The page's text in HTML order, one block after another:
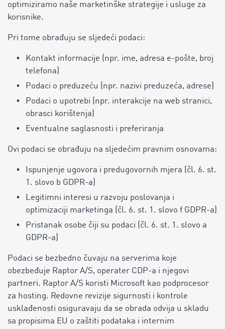
optimiziramo naše marketinške strategije i usluge za
korisnike.
Pri tome obrađuju se sljedeći podaci:
Kontakt informacije (npr. ime, adresa e-pošte, broj
telefona)
Podaci o preduzeću (npr. nazivi preduzeća, adrese)
Podaci o upotrebi (npr. interakcije na web stranici,
obrasci korištenja)
Eventualne saglasnosti i preferiranja
Ovi podaci se obrađuju na sljedećim pravnim osnovama:
Ispunjenje ugovora i predugovornih mjera (čl. 6. st.
1. slovo b GDPR-a)
Legitimni interesi u razvoju poslovanja i
optimizaciji marketinga (čl. 6. st. 1. slovo f GDPR-a)
Pristanak osobe čiji su podaci (čl. 6. st. 1. slovo a
GDPR-a)
Podaci se bezbedno čuvaju na serverima koje
obezbeđuje Raptor A/S, operater CDP-a i njegovi
partneri. Raptor A/S koristi Microsoft kao podprocesor
za hosting. Redovne revizije sigurnosti i kontrole
usklađenosti osiguravaju da se obrada odvija u skladu
sa propisima EU o zaštiti podataka i internim